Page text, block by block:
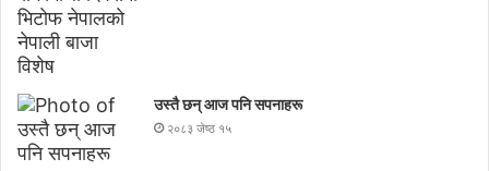
उस्तै छन् आज पनि सपनाहरू
२०८३ जेष्ठ १५